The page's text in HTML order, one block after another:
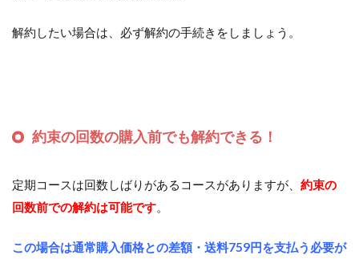
解約したい場合は、必ず解約の手続きをしましょう。
約束の回数の購入前でも解約できる！
定期コースは回数しばりがあるコースがありますが、 約束の
回数前での解約は可能です。
この場合は通常購入価格との差額・送料759円を支払う必要が